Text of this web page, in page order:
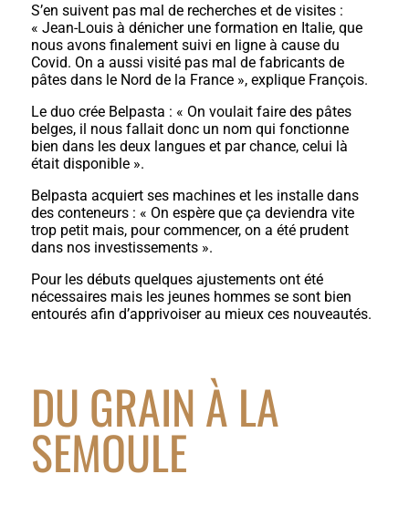
S’en suivent pas mal de recherches et de visites :
« Jean-Louis à dénicher une formation en Italie, que
nous avons finalement suivi en ligne à cause du
Covid. On a aussi visité pas mal de fabricants de
pâtes dans le Nord de la France », explique François.
Le duo crée Belpasta : « On voulait faire des pâtes
belges, il nous fallait donc un nom qui fonctionne
bien dans les deux langues et par chance, celui là
était disponible ».
Belpasta acquiert ses machines et les installe dans
des conteneurs : « On espère que ça deviendra vite
trop petit mais, pour commencer, on a été prudent
dans nos investissements ».
Pour les débuts quelques ajustements ont été
nécessaires mais les jeunes hommes se sont bien
entourés afin d’apprivoiser au mieux ces nouveautés.
DU GRAIN À LA
SEMOULE